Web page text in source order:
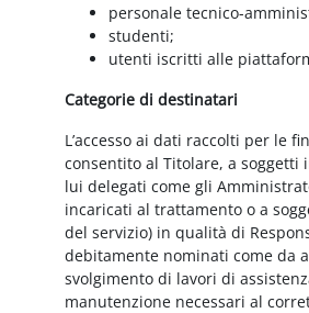
personale tecnico-
studenti;
utenti iscritti alle
Categorie di destinatari
L’accesso ai dati raccolti per le
consentito al Titolare, a soggetti
lui delegati come gli
incaricati al trattamento o a
del servizio) in qualità di
debitamente nominati come da
svolgimento di lavori di
manutenzione necessari al